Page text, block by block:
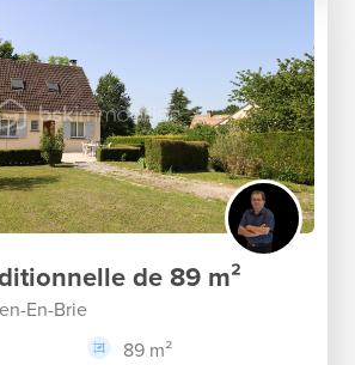
de 89 m²
En-Brie
89 m²